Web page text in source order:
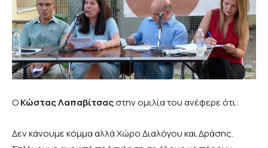
ΟΚώστας Λαπαβίτσαςστην ομιλία του ανέφερε ότι:
Δεν κάνουμε κόμμα αλλά Χώρο Διαλόγου και Δράσης.